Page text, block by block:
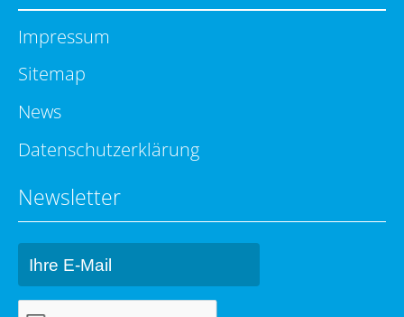
Impressum
Sitemap
News
Datenschutzerklärung
Newsletter